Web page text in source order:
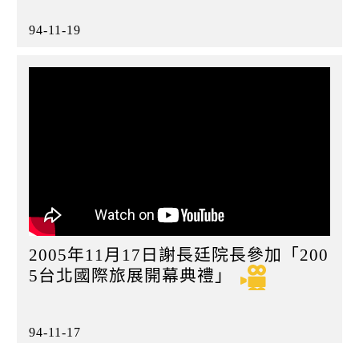
94-11-19
2005年11月17日謝長廷院長參加「200
5台北國際旅展開幕典禮」
94-11-17